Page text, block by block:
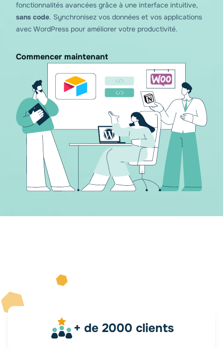
fonctionnalités avancées grâce à une interface intuitive,
sans code. Synchronisez vos données et vos applications
avec WordPress pour améliorer votre productivité.
Commencer maintenant
+ de 2000 clients